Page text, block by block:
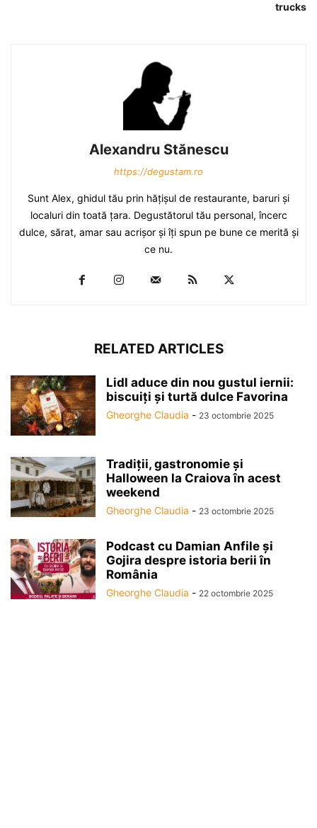
trucks
Alexandru Stănescu
https://degustam.ro
Sunt Alex, ghidul tău prin hăţişul de restaurante, baruri şi
localuri din toată ţara. Degustătorul tău personal, încerc
dulce, sărat, amar sau acrişor şi îţi spun pe bune ce merită şi
ce nu.
RELATED ARTICLES
Lidl aduce din nou gustul iernii:
biscuiți și turtă dulce Favorina
Gheorghe Claudia - 23 octombrie 2025
Tradiții, gastronomie și
Halloween la Craiova în acest
weekend
Gheorghe Claudia - 23 octombrie 2025
Podcast cu Damian Anfile și
Gojira despre istoria berii în
România
Gheorghe Claudia - 22 octombrie 2025